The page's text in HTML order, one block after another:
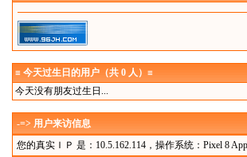
≡ 今天过生日的用户（共 0 人）≡
今天没有朋友过生日...
-=> 用户来访信息
您的真实ＩＰ 是：10.5.162.114，操作系统：Pixel 8